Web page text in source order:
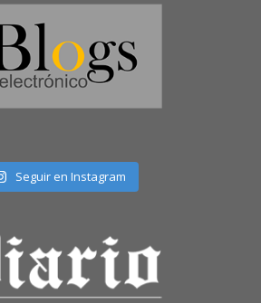
Seguir en Instagram